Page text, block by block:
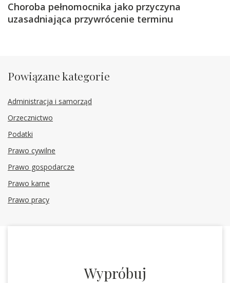
Choroba pełnomocnika jako przyczyna
uzasadniająca przywrócenie terminu
Powiązane kategorie
Administracja i samorząd
Orzecznictwo
Podatki
Prawo cywilne
Prawo gospodarcze
Prawo karne
Prawo pracy
Wypróbuj